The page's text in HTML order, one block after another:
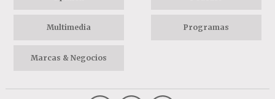
Multimedia Programas
Marcas & Negocios